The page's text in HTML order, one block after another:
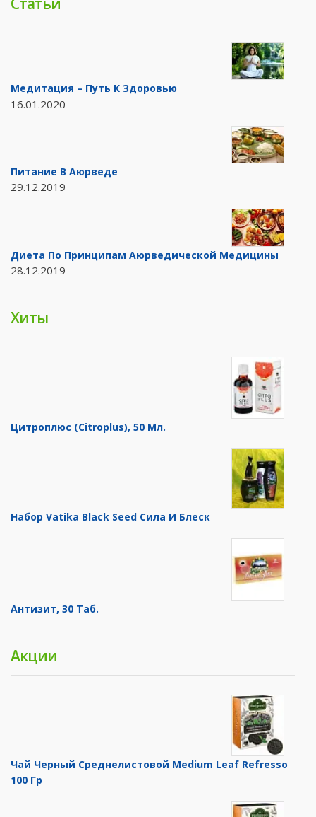
Медитация – Путь К Здоровью
16.01.2020
Питание В Аюрведе
29.12.2019
Диета По Принципам Аюрведической Медицины
28.12.2019
Хиты
Цитроплюс (Citroplus), 50 Мл.
Набор Vatika Black Seed Сила И Блеск
Антизит, 30 Таб.
Акции
Чай Черный Среднелистовой Medium Leaf Refresso
100 Гр